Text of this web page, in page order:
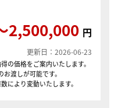
2,500,000 円
更新日：2026-06-23
の価格をご案内いたします。
渡しが可能です。
により変動いたします。